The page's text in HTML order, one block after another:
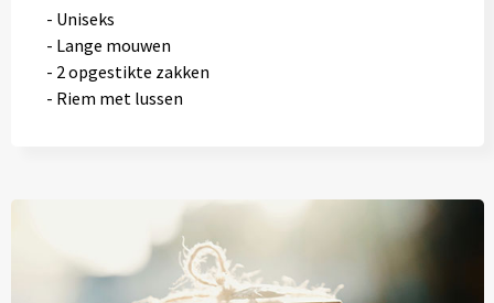
- Uniseks
- Lange mouwen
- 2 opgestikte zakken
- Riem met lussen